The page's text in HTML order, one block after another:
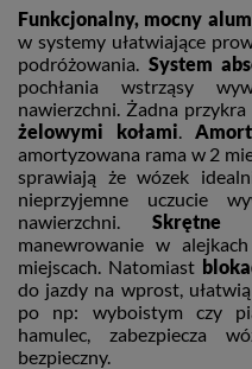
Funkcjonalny, mocny
w systemy ułatwiające
podróżowania. System
pochłania wstrząsy
nawierzchni. Żadna
żelowymi kołami
amortyzowana rama w 2
sprawiają że wózek
nieprzyjemne uczucie
nawierzchni.Skrętne
manewrowanie w
miejscach. Natomiast
do jazdy na wprost,
po np: wyboistym czy
hamulec, zabezpiecza
bezpieczny.